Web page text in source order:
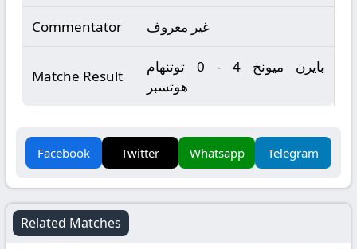
Commentator غير معروف
Matche Result
بايرن ميونخ 4 - 0 توتنهام
هوتسبر
Facebook Twitter Whatsapp Telegram
Related Matches